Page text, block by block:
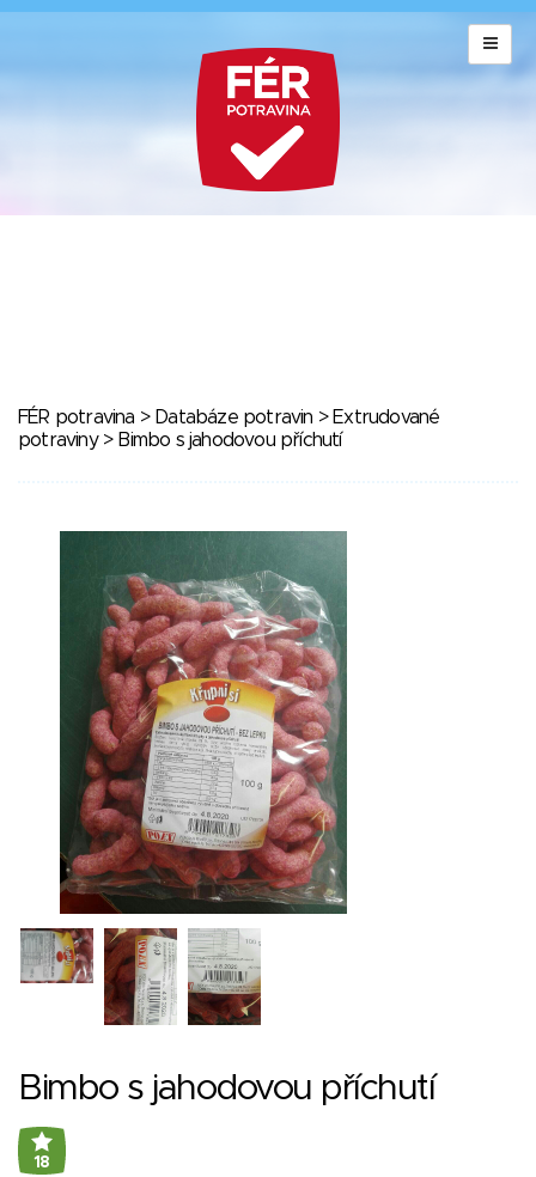
FÉR potravina > Databáze potravin > Extrudované
potraviny> Bimbo s jahodovou příchutí
Bimbo s jahodovou příchutí
18